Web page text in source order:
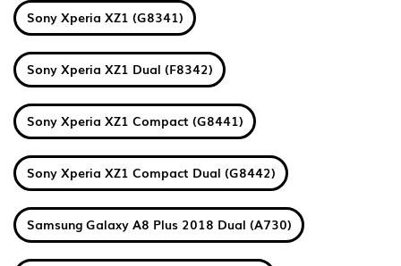
Sony Xperia XZ1 (G8341)
Sony Xperia XZ1 Dual (F8342)
Sony Xperia XZ1 Compact (G8441)
Sony Xperia XZ1 Compact Dual (G8442)
Samsung Galaxy A8 Plus 2018 Dual (A730)